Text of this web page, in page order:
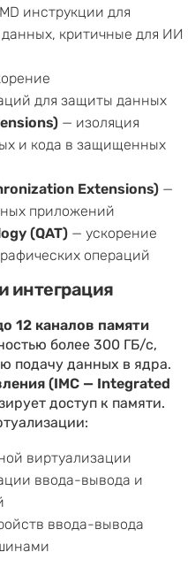
инструкции для
критичные для ИИ
для защиты данных
— изоляция
и кода в защищенных
Extensions) —
приложений
(QAT) — ускорение
операций
интеграция
12 каналов памяти
более 300 ГБ/с,
подачу данных в ядра.
(IMC — Integrated
доступ к памяти.
виртуализации
ввода-вывода и
ввода-вывода